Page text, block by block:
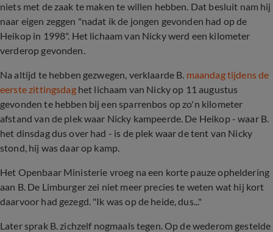
niets met de zaak te maken te willen hebben. Dat besluit nam hij
naar eigen zeggen "nadat ik de jongen gevonden had op de
Heikop in 1998". Het lichaam van Nicky werd een kilometer
verderop gevonden.
Na altijd te hebben gezwegen, verklaarde B. maandag tijdens de
eerste zittingsdaghet lichaam van Nicky op 11 augustus
gevonden te hebben bij een sparrenbos op zo'n kilometer
afstand van de plek waar Nicky kampeerde. De Heikop - waar B.
het dinsdag dus over had - is de plek waar de tent van Nicky
stond, hij was daar op kamp.
Het Openbaar Ministerie vroeg na een korte pauze opheldering
aan B. De Limburger zei niet meer precies te weten wat hij kort
daarvoor had gezegd. "Ik was op de heide, dus..."
Later sprak B. zichzelf nogmaals tegen. Op de wederom gestelde